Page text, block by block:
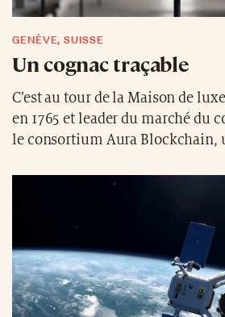
GENÈVE, SUISSE
Un cognac traçable
C’est au tour de la Maison de
en 1765 et leader du marché du
le consortium Aura Blockchain,
améliorer la transparence et la
une expérience clientèle unique,
solutions et ses technologies de
adaptées à chaque secteur.
Group, Cartier, membre du
OTB Group, le consortium Aura
ainsi offrir, aux amateurs des